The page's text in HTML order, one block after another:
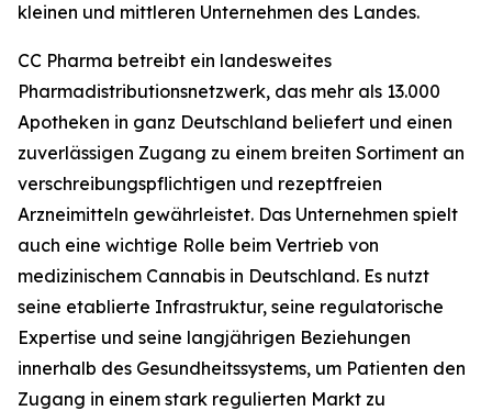
kleinen und mittleren Unternehmen des Landes.
CC Pharma betreibt ein landesweites
Pharmadistributionsnetzwerk, das mehr als 13.000
Apotheken in ganz Deutschland beliefert und einen
zuverlässigen Zugang zu einem breiten Sortiment an
verschreibungspflichtigen und rezeptfreien
Arzneimitteln gewährleistet. Das Unternehmen spielt
auch eine wichtige Rolle beim Vertrieb von
medizinischem Cannabis in Deutschland. Es nutzt
seine etablierte Infrastruktur, seine regulatorische
Expertise und seine langjährigen Beziehungen
innerhalb des Gesundheitssystems, um Patienten den
Zugang in einem stark regulierten Markt zu